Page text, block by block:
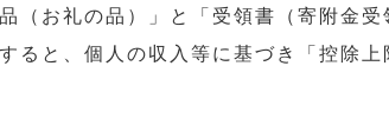
（お礼の品）」と「受領書（寄附金
ると、個人の収入等に基づき「控除上